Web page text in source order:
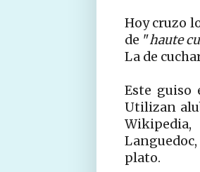
Hoy cruzo
de "haute
La de
Este guiso
Utilizan
plato.